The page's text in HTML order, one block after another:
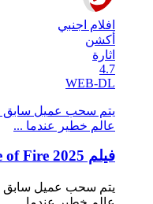
افلام اجنبي
أكشن
اثارة
4.7
WEB-DL
يتم سحب عميل سابق
عالم خطير عندما ...
فيلم A Line of Fire 2025 مترجم HD
يتم سحب عميل سابق